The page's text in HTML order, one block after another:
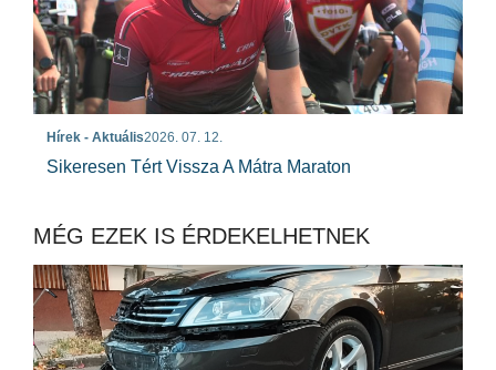
Hírek - Aktuális2026. 07. 12.
Sikeresen Tért Vissza A Mátra Maraton
MÉG EZEK IS ÉRDEKELHETNEK